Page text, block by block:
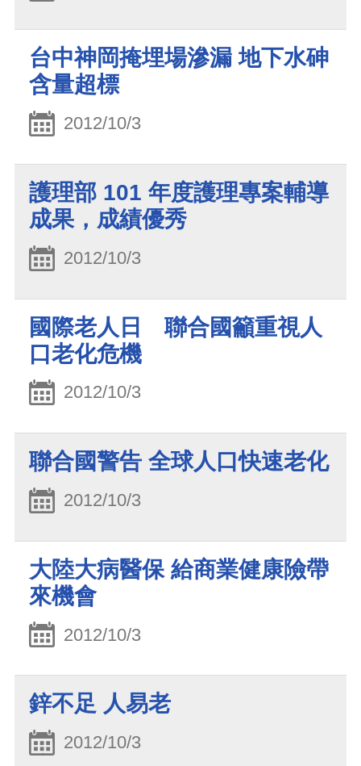
台中神岡掩埋場滲漏 地下水砷
含量超標
2012/10/3
護理部 101 年度護理專案輔導
成果，成績優秀
2012/10/3
國際老人日 聯合國籲重視人
口老化危機
2012/10/3
聯合國警告 全球人口快速老化
2012/10/3
大陸大病醫保 給商業健康險帶
來機會
2012/10/3
鋅不足 人易老
2012/10/3